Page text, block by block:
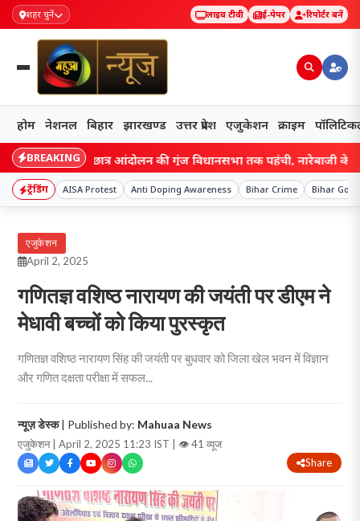
शहर चुनें लाइव टीवी ई-पेपर रिपोर्टर बनें
होम नेशनल बिहार झारखण्ड उत्तर प्रदेश एजुकेशन क्राइम
BREAKING
छात्र आंदोलन की गूंज विधानसभा तक पहुंची, नारेबाजी के बीच
ट्रेंडिंग AISA Protest Anti Doping Awareness Bihar Crime Bihar
एजुकेशन
April 2, 2025
गणितज्ञ वशिष्ठ नारायण की जयंती पर डीएम ने
मेधावी बच्चों को किया पुरस्कृत
गणितज्ञ वशिष्ठ नारायण सिंह की जयंती पर बुधवार को जिला खेल भवन में विज्ञान
और गणित दक्षता परीक्षा में सफल...
न्यूज़ डेस्क| Published by: Mahuaa News
एजुकेशन | April 2, 2025 11:23 IST | 👁 41 व्यूज
Share